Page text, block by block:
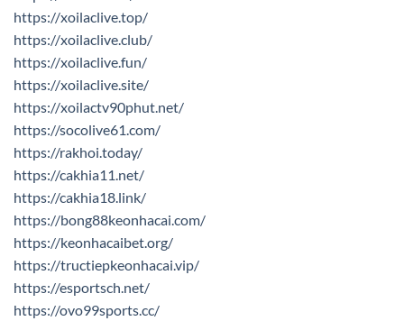
https://xoilaclive.top/
https://xoilaclive.club/
https://xoilaclive.fun/
https://xoilaclive.site/
https://xoilactv90phut.net/
https://socolive61.com/
https://rakhoi.today/
https://cakhia11.net/
https://cakhia18.link/
https://bong88keonhacai.com/
https://keonhacaibet.org/
https://tructiepkeonhacai.vip/
https://esportsch.net/
https://ovo99sports.cc/